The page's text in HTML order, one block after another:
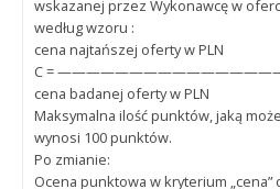
wskazanej przez Wykonawcę w
według wzoru :
cena najtańszej oferty w PLN
C = ———————————————— x
cena badanej oferty w PLN
Maksymalna ilość punktów, jaką
wynosi 100 punktów.
Po zmianie:
Ocena punktowa w kryterium „cena”